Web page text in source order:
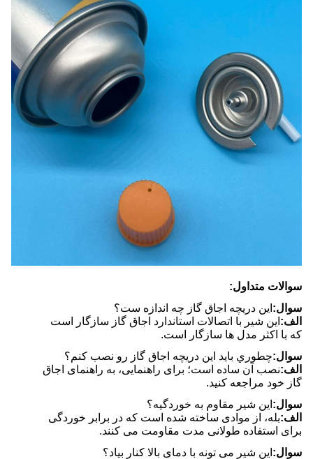
سوالات متداول:
سوال: اين دریچه اجاق گاز چه اندازه ست؟
الف: این شیر با اتصالات استاندارد اجاق گاز سازگار است
که با اکثر مدل ها سازگار است.
سوال:چطوري بايد اين دریچه اجاق گاز رو نصب کنم؟
الف:نصب آن ساده است؛ برای راهنمایی، به راهنمای اجاق
گاز خود مراجعه کنید.
سوال: این شیر مقاوم به خوردگیه؟
الف:بله، از موادی ساخته شده است که در برابر خوردگی
برای استفاده طولانی مدت مقاومت می کنند.
سوال: این شیر می تونه با دمای بالا کنار بیاد؟